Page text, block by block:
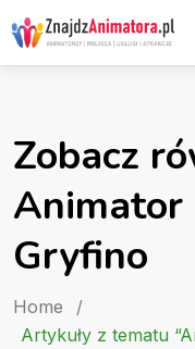
Skip
to
content
Zobacz
Animator
Gryfino
Home
/
Artykuły z tematu